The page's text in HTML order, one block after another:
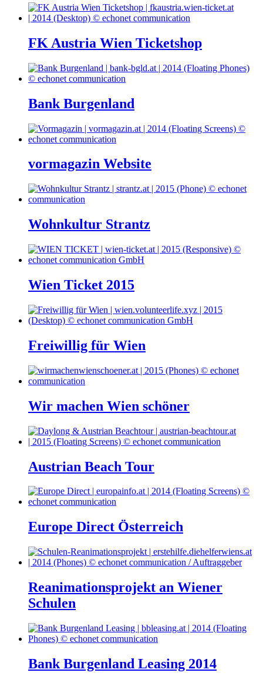
FK Austria Wien Ticketshop
Bank Burgenland
vormagazin Website
Wohnkultur Strantz
Wien Ticket 2015
Freiwillig für Wien
Wir machen Wien schöner
Austrian Beach Tour
Europe Direct Österreich
Reanimationsprojekt an Wiener
Schulen
Bank Burgenland Leasing 2014